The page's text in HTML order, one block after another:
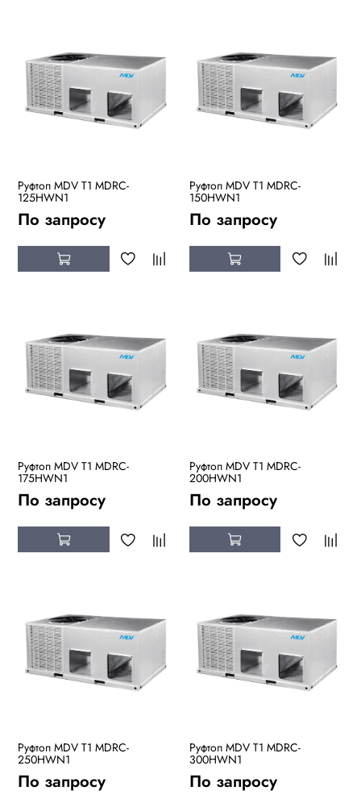
Руфтоп MDV T1 MDRC-
125HWN1
По запросу
Руфтоп MDV T1 MDRC-
150HWN1
По запросу
Руфтоп MDV T1 MDRC-
175HWN1
По запросу
Руфтоп MDV T1 MDRC-
200HWN1
По запросу
Руфтоп MDV T1 MDRC-
250HWN1
По запросу
Руфтоп MDV T1 MDRC-
300HWN1
По запросу